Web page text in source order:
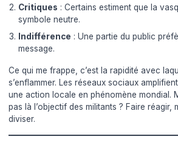
Critiques : Certains estiment que la
symbole neutre.
Indifférence : Une partie du public
message.
Ce qui me frappe, c’est la rapidité avec
s’enflammer. Les réseaux sociaux
une action locale en phénomène mondial.
pas là l’objectif des militants ? Faire réagir,
diviser.